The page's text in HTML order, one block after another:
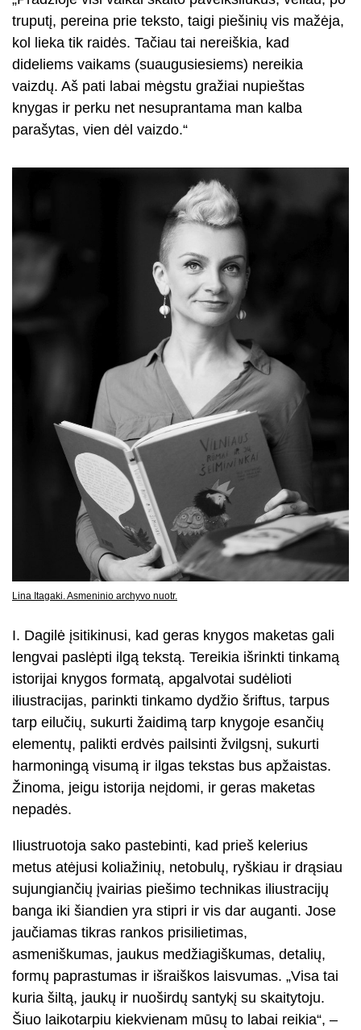
truputį, pereina prie teksto, taigi piešinių vis mažėja,
kol lieka tik raidės. Tačiau tai nereiškia, kad
dideliems vaikams (suaugusiesiems) nereikia
vaizdų. Aš pati labai mėgstu gražiai nupieštas
knygas ir perku net nesuprantama man kalba
parašytas, vien dėl vaizdo.“
Lina Itagaki. Asmeninio archyvo nuotr.
I. Dagilė įsitikinusi, kad geras knygos maketas gali
lengvai paslėpti ilgą tekstą. Tereikia išrinkti tinkamą
istorijai knygos formatą, apgalvotai sudėlioti
iliustracijas, parinkti tinkamo dydžio šriftus, tarpus
tarp eilučių, sukurti žaidimą tarp knygoje esančių
elementų, palikti erdvės pailsinti žvilgsnį, sukurti
harmoningą visumą ir ilgas tekstas bus apžaistas.
Žinoma, jeigu istorija neįdomi, ir geras maketas
nepadės.
Iliustruotoja sako pastebinti, kad prieš kelerius
metus atėjusi koliažinių, netobulų, ryškiau ir drąsiau
sujungiančių įvairias piešimo technikas iliustracijų
banga iki šiandien yra stipri ir vis dar auganti. Jose
jaučiamas tikras rankos prisilietimas,
asmeniškumas, jaukus medžiagiškumas, detalių,
formų paprastumas ir išraiškos laisvumas. „Visa tai
kuria šiltą, jaukų ir nuoširdų santykį su skaitytoju.
Šiuo laikotarpiu kiekvienam mūsų to labai reikia“, –